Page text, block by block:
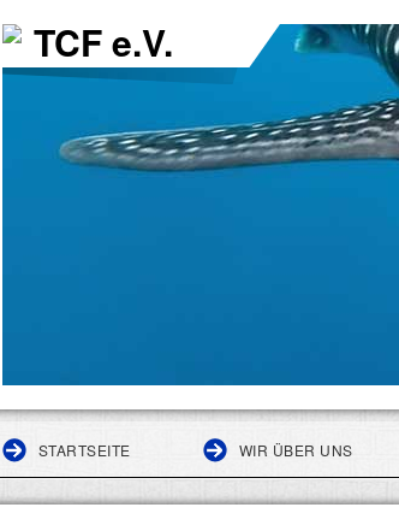
TCF e.V.
STARTSEITE WIR ÜBER UNS